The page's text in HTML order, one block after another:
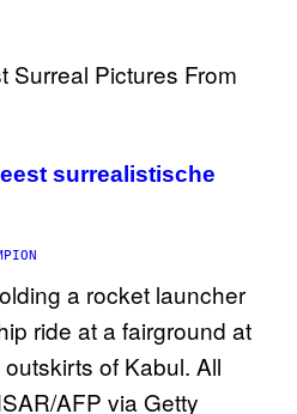
surrealistische